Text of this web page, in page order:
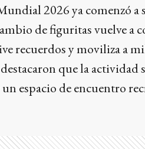
2026 ya comenzó a
de figuritas vuelve a
recuerdos y moviliza a
que la actividad
espacio de encuentro